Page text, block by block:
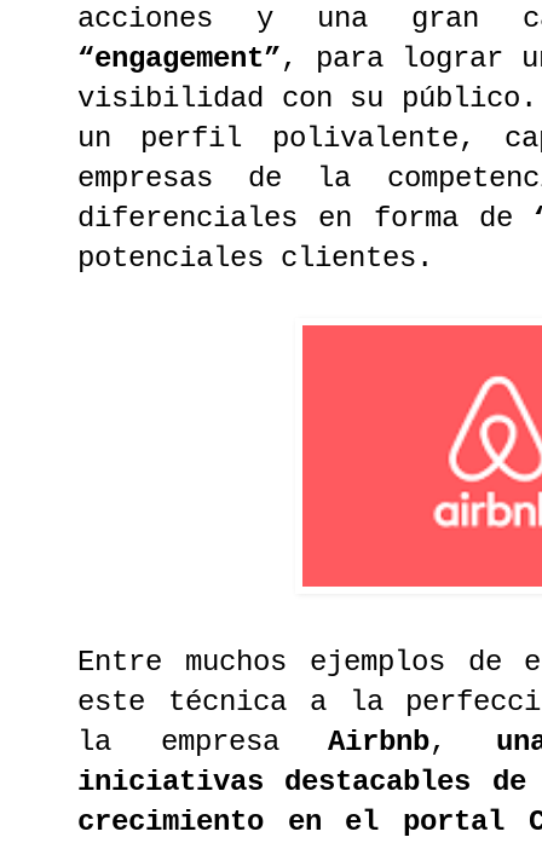
acciones y una gran
“engagement”, para lograr
visibilidad con su
un perfil polivalente,
empresas de la
diferenciales en forma de
potenciales clientes.
Entre muchos ejemplos de
este técnica a la
la empresaAirbnb,
iniciativas destacables de
crecimiento en el portal